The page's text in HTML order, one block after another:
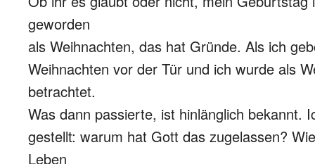
geworden
als Weihnachten, das hat Gründe. Als ich
Weihnachten vor der Tür und ich wurde als
betrachtet.
Was dann passierte, ist hinlänglich bekannt.
gestellt: warum hat Gott das zugelassen?
Leben